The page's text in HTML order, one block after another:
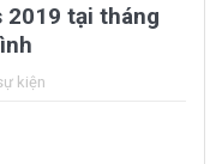
2019 tại tháng
kiện